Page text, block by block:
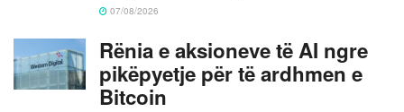
07/08/2026
Rënia e aksioneve të AI ngre
pikëpyetje për të ardhmen e
Bitcoin